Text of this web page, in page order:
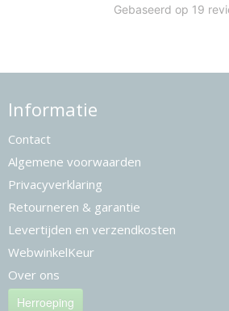
Informatie
Contact
Algemene voorwaarden
Privacyverklaring
Retourneren & garantie
Levertijden en verzendkosten
WebwinkelKeur
Over ons
Herroeping